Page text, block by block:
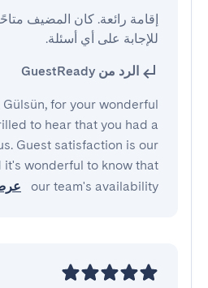
للإجابة على أي أسئلة.
الرد من GuestReady
Gülsün, for your wonderful
to hear that you had a
Guest satisfaction is our
wonderful to know that
our team's availability